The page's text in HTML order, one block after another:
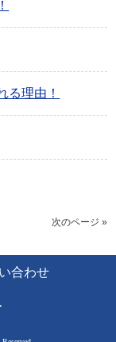
る理由！
次のページ »
合わせ